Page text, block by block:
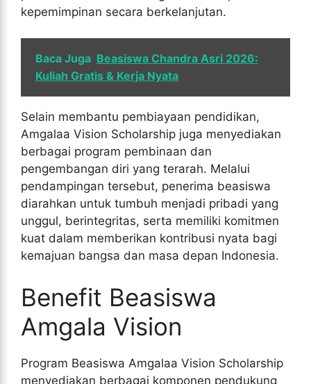
kepemimpinan secara berkelanjutan.
Baca Juga Beasiswa Chandra Asri 2026:
Kuliah Gratis & Kerja Nyata
Selain membantu pembiayaan pendidikan,
Amgalaa Vision Scholarship juga menyediakan
berbagai program pembinaan dan
pengembangan diri yang terarah. Melalui
pendampingan tersebut, penerima beasiswa
diarahkan untuk tumbuh menjadi pribadi yang
unggul, berintegritas, serta memiliki komitmen
kuat dalam memberikan kontribusi nyata bagi
kemajuan bangsa dan masa depan Indonesia.
Benefit Beasiswa
Amgala Vision
Program Beasiswa Amgalaa Vision Scholarship
menyediakan berbagai komponen pendukung